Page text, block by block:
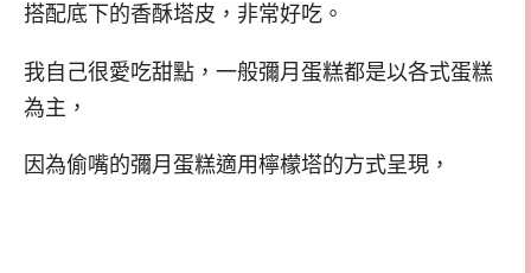
搭配底下的香酥塔皮，非常好吃。
我自己很愛吃甜點，一般彌月蛋糕都是以各式蛋糕
為主，
因為偷嘴的彌月蛋糕適用檸檬塔的方式呈現，